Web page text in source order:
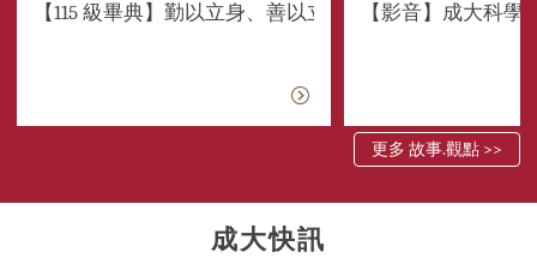
【115 級畢典】勤以立身、善以立世 成大沈孟儒校長
【影音】成大科
更多 故事.觀點 >>
成大快訊